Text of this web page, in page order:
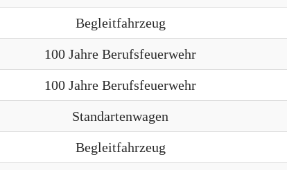
Begleitfahrzeug
100 Jahre Berufsfeuerwehr
100 Jahre Berufsfeuerwehr
Standartenwagen
Begleitfahrzeug